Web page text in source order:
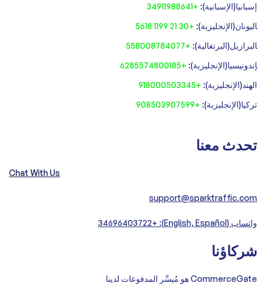
إسبانيا(الإسبانية): +34911988641
‍اليونان(الإنجليزية): +30 21 1199 5618
‍البرازيل(البرتغالية): +558008784077‍
‍إندونيسيا(الإنجليزية): +6285574800185
الهند(الإنجليزية): +918000503345
تركيا(الإنجليزية): +908503907599
تحدث معنا
Chat With Us
support@sparktraffic.com
واتساب (English, Español): +34696403722
شركاؤنا
CommerceGate هو مُيسِّر المدفوعات لدينا